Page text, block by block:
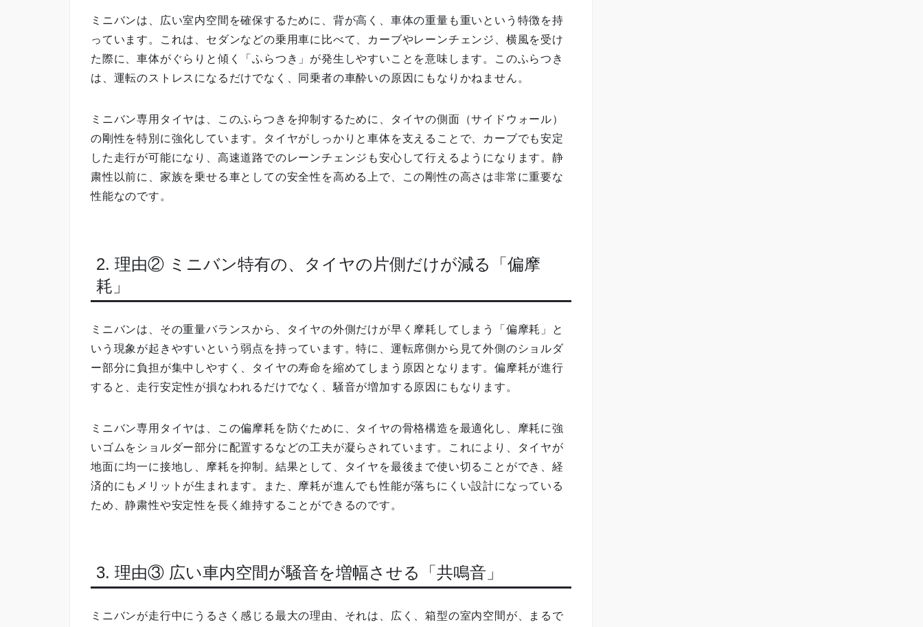
ミニバンは、広い室内空間を確保するために、背が高く、車体の重量も重いという特徴を持
っています。これは、セダンなどの乗用車に比べて、カーブやレーンチェンジ、横風を受け
た際に、車体がぐらりと傾く「ふらつき」が発生しやすいことを意味します。このふらつき
は、運転のストレスになるだけでなく、同乗者の車酔いの原因にもなりかねません。
ミニバン専用タイヤは、このふらつきを抑制するために、タイヤの側面（サイドウォール）
の剛性を特別に強化しています。タイヤがしっかりと車体を支えることで、カーブでも安定
した走行が可能になり、高速道路でのレーンチェンジも安心して行えるようになります。静
粛性以前に、家族を乗せる車としての安全性を高める上で、この剛性の高さは非常に重要な
性能なのです。
2. 理由② ミニバン特有の、タイヤの片側だけが減る「偏摩
耗」
ミニバンは、その重量バランスから、タイヤの外側だけが早く摩耗してしまう「偏摩耗」と
いう現象が起きやすいという弱点を持っています。特に、運転席側から見て外側のショルダ
ー部分に負担が集中しやすく、タイヤの寿命を縮めてしまう原因となります。偏摩耗が進行
すると、走行安定性が損なわれるだけでなく、騒音が増加する原因にもなります。
ミニバン専用タイヤは、この偏摩耗を防ぐために、タイヤの骨格構造を最適化し、摩耗に強
いゴムをショルダー部分に配置するなどの工夫が凝らされています。これにより、タイヤが
地面に均一に接地し、摩耗を抑制。結果として、タイヤを最後まで使い切ることができ、経
済的にもメリットが生まれます。また、摩耗が進んでも性能が落ちにくい設計になっている
ため、静粛性や安定性を長く維持することができるのです。
3. 理由③ 広い車内空間が騒音を増幅させる「共鳴音」
ミニバンが走行中にうるさく感じる最大の理由、それは、広く、箱型の室内空間が、まるで